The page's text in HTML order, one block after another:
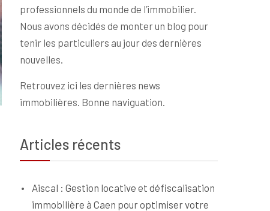
professionnels du monde de l’immobilier.
Nous avons décidés de monter un blog pour
tenir les particuliers au jour des dernières
nouvelles.
Retrouvez ici les dernières news
immobilières. Bonne naviguation.
Articles récents
Aiscal : Gestion locative et défiscalisation
immobilière à Caen pour optimiser votre